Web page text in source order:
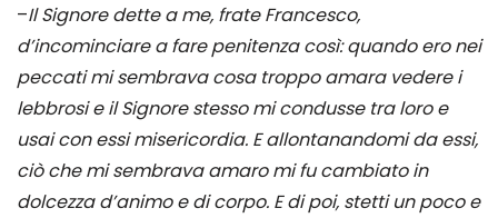
–Il Signore dette a me, frate Francesco,
d’incominciare a fare penitenza così: quando ero nei
peccati mi sembrava cosa troppo amara vedere i
lebbrosi e il Signore stesso mi condusse tra loro e
usai con essi misericordia. E allontanandomi da essi,
ciò che mi sembrava amaro mi fu cambiato in
dolcezza d’animo e di corpo. E di poi, stetti un poco e